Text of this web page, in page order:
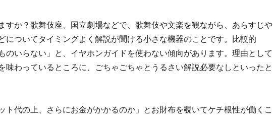
すか？歌舞伎座、国立劇場などで、歌舞伎や文楽を観ながら、あらすじや
についてタイミングよく解説が聞ける小さな機器のことです。比較的
のいらない」と、イヤホンガイドを使わない傾向があります。理由として
味わっているところに、ごちゃごちゃとうるさい解説必要なしといったと
ト代の上、さらにお金がかかるのか」とお財布を覗いてケチ根性が働くこ